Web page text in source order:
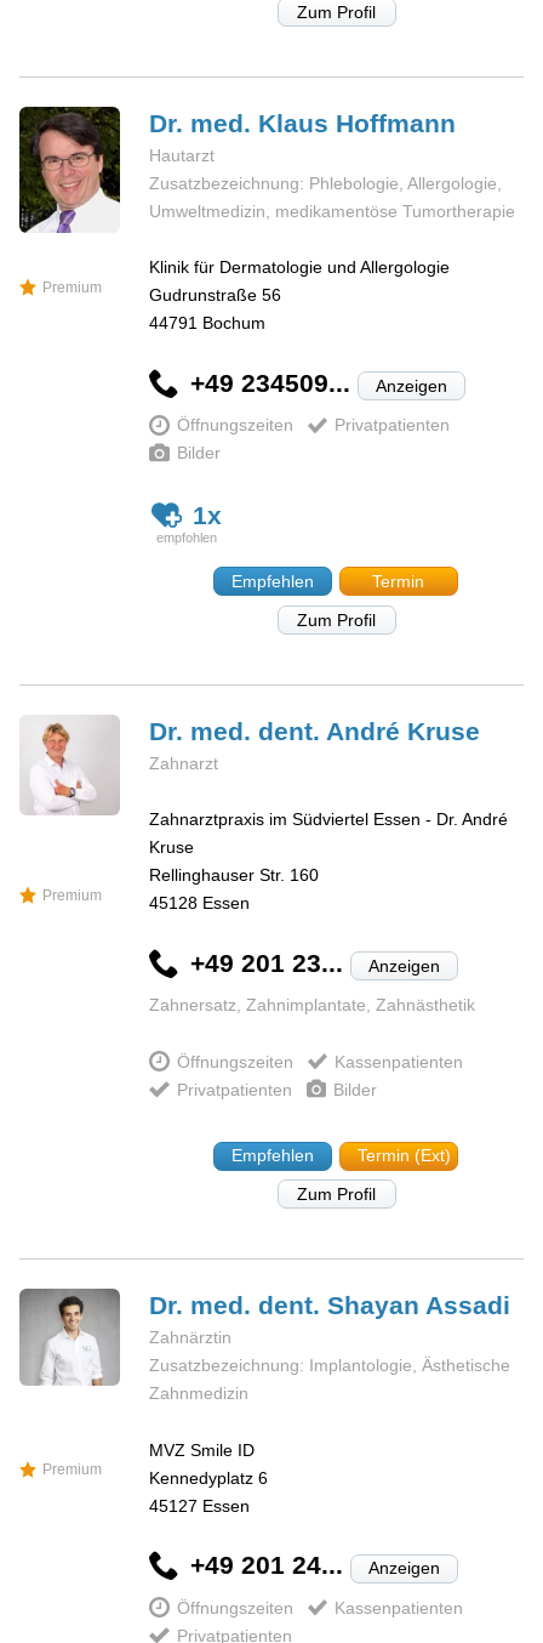
Zum Profil
Premium
Dr. med. Klaus Hoffmann
Hautarzt
Zusatzbezeichnung: Phlebologie, Allergologie,
Umweltmedizin, medikamentöse Tumortherapie
Klinik für Dermatologie und Allergologie
Gudrunstraße 56
44791 Bochum
+49 234509... Anzeigen
Öffnungszeiten
Privatpatienten
Bilder
1x
Empfehlen
Termin
Zum Profil
Premium
Dr. med. dent. André Kruse
Zahnarzt
Zahnarztpraxis im Südviertel Essen - Dr. André
Kruse
Rellinghauser Str. 160
45128 Essen
+49 201 23... Anzeigen
Zahnersatz, Zahnimplantate, Zahnästhetik
Öffnungszeiten
Kassenpatienten
Privatpatienten
Bilder
Empfehlen
Termin (Ext)
Zum Profil
Premium
Dr. med. dent. Shayan Assadi
Zahnärztin
Zusatzbezeichnung: Implantologie, Ästhetische
Zahnmedizin
MVZ Smile ID
Kennedyplatz 6
45127 Essen
+49 201 24... Anzeigen
Öffnungszeiten
Kassenpatienten
Privatpatienten